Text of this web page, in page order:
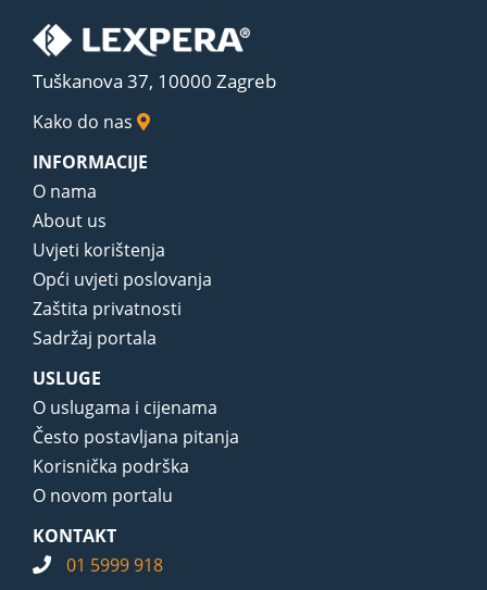
Tuškanova 37, 10000 Zagreb
Kako do nas
INFORMACIJE
O nama
About us
Uvjeti korištenja
Opći uvjeti poslovanja
Zaštita privatnosti
Sadržaj portala
USLUGE
O uslugama i cijenama
Često postavljana pitanja
Korisnička podrška
O novom portalu
KONTAKT
01 5999 918